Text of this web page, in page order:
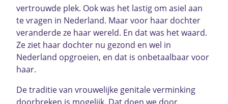
vertrouwde plek. Ook was het lastig om asiel aan
te vragen in Nederland. Maar voor haar dochter
veranderde ze haar wereld. En dat was het waard.
Ze ziet haar dochter nu gezond en wel in
Nederland opgroeien, en dat is onbetaalbaar voor
haar.
De traditie van vrouwelijke genitale verminking